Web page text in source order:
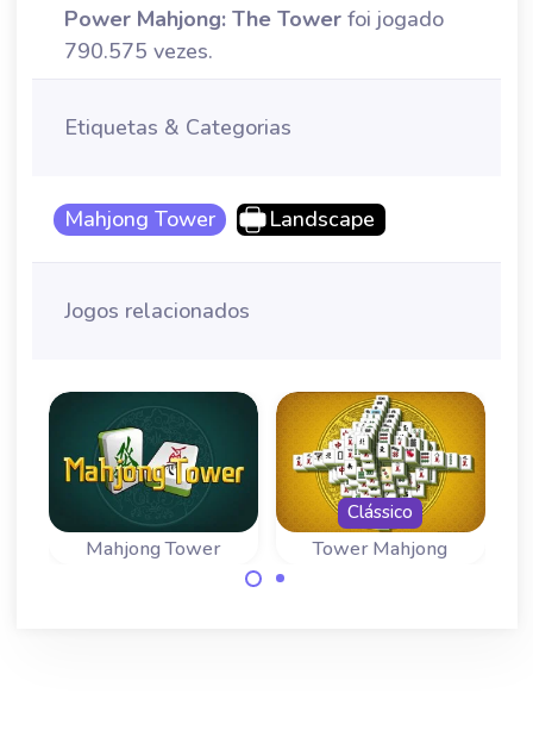
Power Mahjong: The Tower foi jogado
790.575 vezes.
Etiquetas & Categorias
Mahjong Tower Landscape
Jogos relacionados
Mahjong Tower Tower Mahjong
Clássico